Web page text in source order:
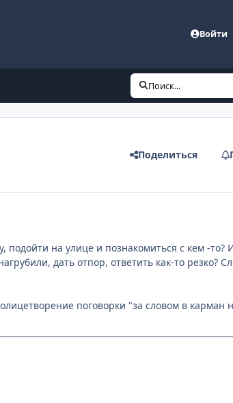
Войти
Поиск...
Поделиться
на улице и познакомиться с кем -то?
дать отпор, ответить как-то резко?
поговорки "за словом в карман